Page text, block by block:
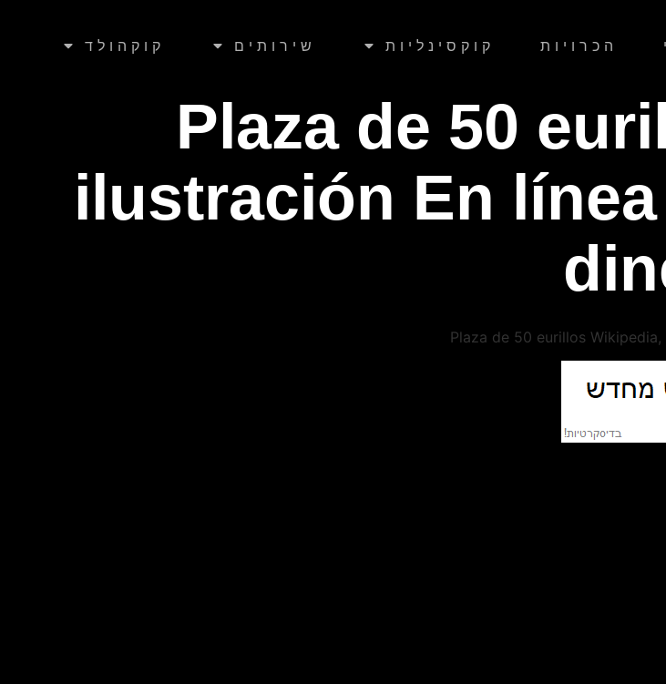
הכרויות קוקסינליות שירותים קוקהולד
Plaza de 50
ilustración En
Plaza de 50 eurillos